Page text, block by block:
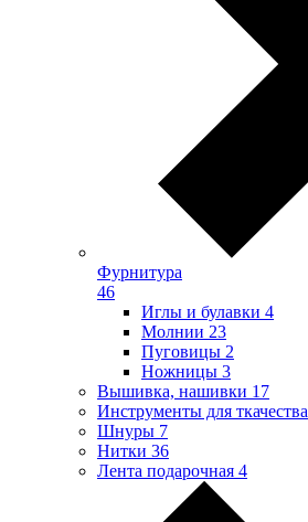
Фурнитура
46
Иглы и булавки 4
Молнии 23
Пуговицы 2
Ножницы 3
Вышивка, нашивки 17
Инструменты для ткачества
Шнуры 7
Нитки 36
Лента подарочная 4